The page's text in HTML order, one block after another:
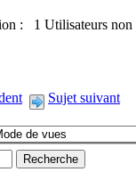
: 1 Utilisateurs non
Sujet suivant